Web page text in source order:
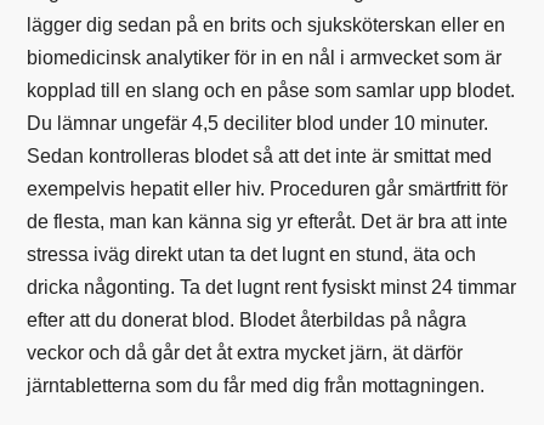
lägger dig sedan på en brits och sjuksköterskan eller en
biomedicinsk analytiker för in en nål i armvecket som är
kopplad till en slang och en påse som samlar upp blodet.
Du lämnar ungefär 4,5 deciliter blod under 10 minuter.
Sedan kontrolleras blodet så att det inte är smittat med
exempelvis hepatit eller hiv. Proceduren går smärtfritt för
de flesta, man kan känna sig yr efteråt. Det är bra att inte
stressa iväg direkt utan ta det lugnt en stund, äta och
dricka någonting. Ta det lugnt rent fysiskt minst 24 timmar
efter att du donerat blod. Blodet återbildas på några
veckor och då går det åt extra mycket järn, ät därför
järntabletterna som du får med dig från mottagningen.